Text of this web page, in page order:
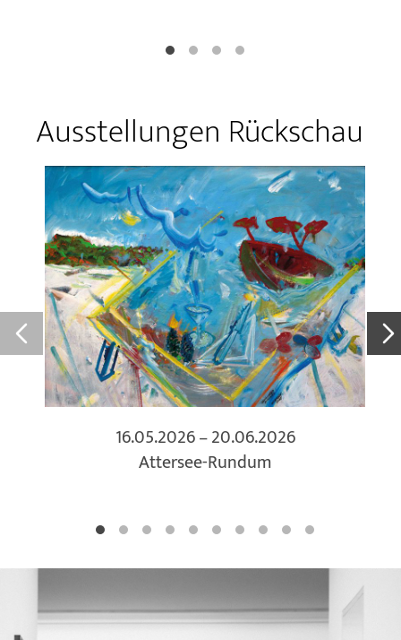
Ausstellungen Rückschau
16.05.2026 – 20.06.2026
Attersee-Rundum